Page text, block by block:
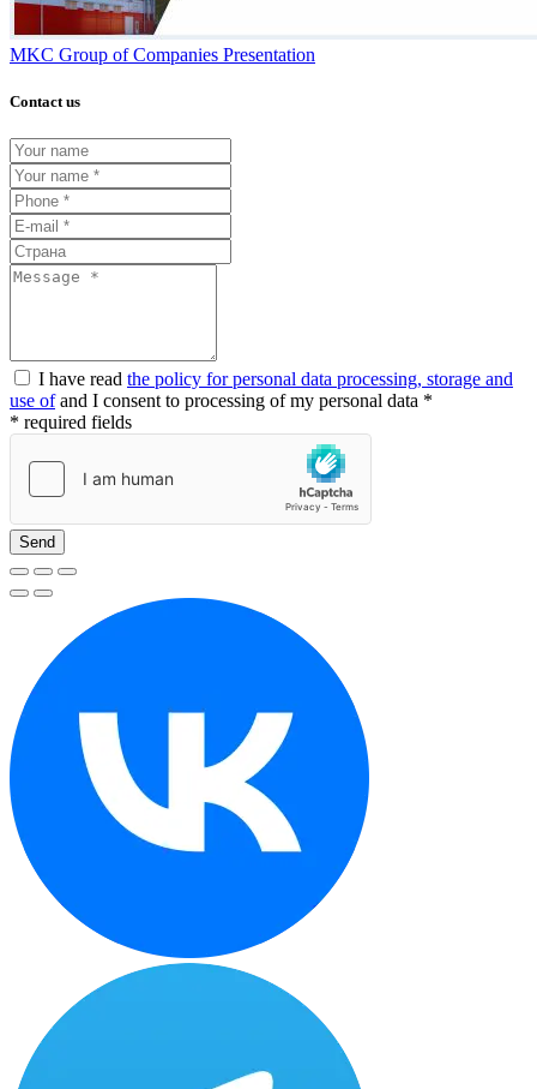
MKC Group of Companies Presentation
Contact us
I have read the policy for personal data processing, storage and
use ofand I consent to processing of my personal data *
* required fields
Send